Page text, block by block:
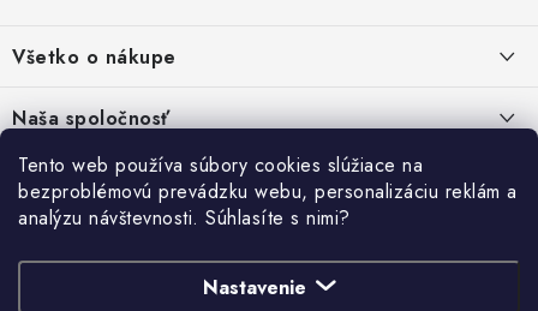
Tento web používa súbory cookies slúžiace na
bezproblémovú prevádzku webu, personalizáciu reklám a
analýzu návštevnosti. Súhlasíte s nimi?
Nastavenie
p
ä
t
Všetko o nákupe
Kontakty
Obchodné podmienky
Podmienky ochrany osobných údajov
Naša spoločnosť
SHOWROOM - poradňa pre vaše projekty
PREDAJŇA - Raková
Stabilná spoločnosť od roku 2009
Prihlásenie
E-mail
HĽADAŤ